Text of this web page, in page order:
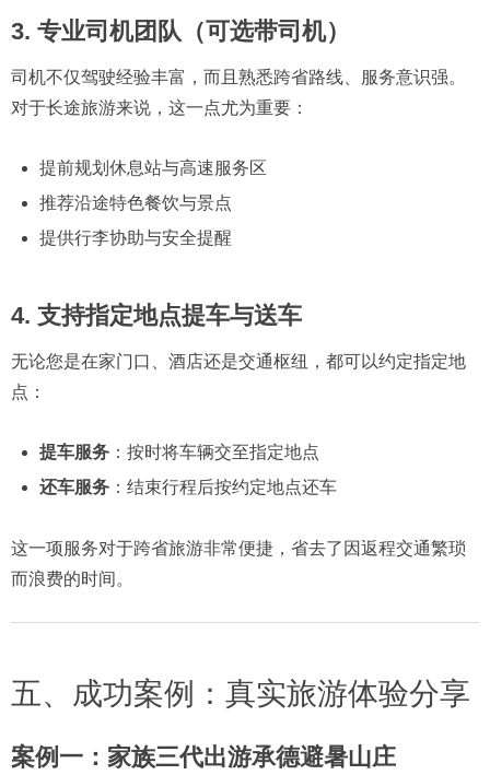
3. 专业司机团队（可选带司机）
司机不仅驾驶经验丰富，而且熟悉跨省路线、服务意识强。
对于长途旅游来说，这一点尤为重要：
提前规划休息站与高速服务区
推荐沿途特色餐饮与景点
提供行李协助与安全提醒
4. 支持指定地点提车与送车
无论您是在家门口、酒店还是交通枢纽，都可以约定指定地
点：
提车服务：按时将车辆交至指定地点
还车服务：结束行程后按约定地点还车
这一项服务对于跨省旅游非常便捷，省去了因返程交通繁琐
而浪费的时间。
五、成功案例：真实旅游体验分享
案例一：家族三代出游承德避暑山庄